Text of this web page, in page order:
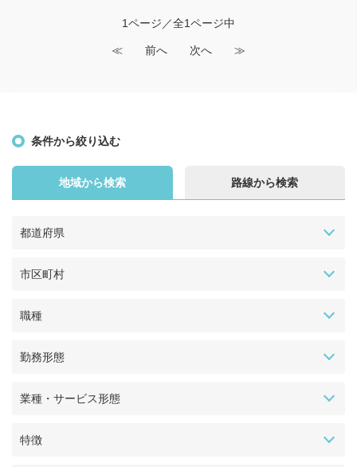
1ページ／全1ページ中
≪ 前へ 次へ ≫
条件から絞り込む
地域から検索 路線から検索
都道府県
市区町村
職種
勤務形態
業種・サービス形態
特徴